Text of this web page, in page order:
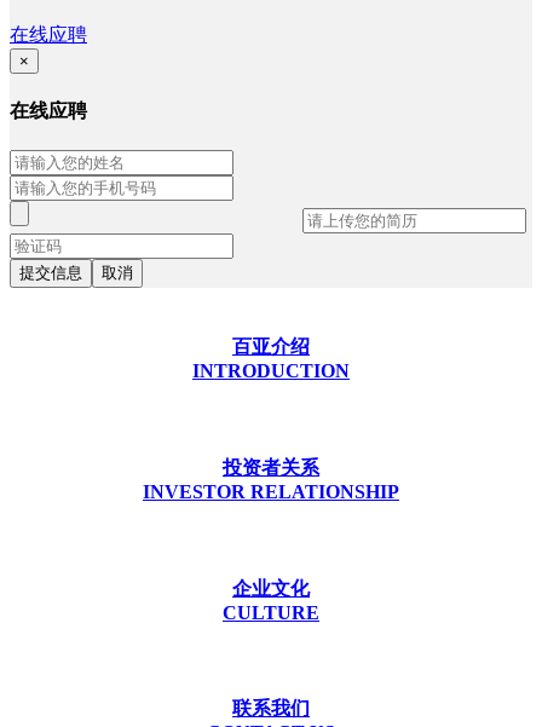
在线应聘
×
在线应聘
提交信息 取消
百亚介绍
INTRODUCTION
投资者关系
INVESTOR RELATIONSHIP
企业文化
CULTURE
联系我们